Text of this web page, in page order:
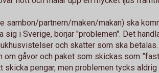
sambon/partnern/maken/makan) ska
sig i Sverige, börjar "problemen". Det
och skatter som ska betalas.
om gåvor och paket som skickas som
skicka pengar, men problemen tycks aldrig